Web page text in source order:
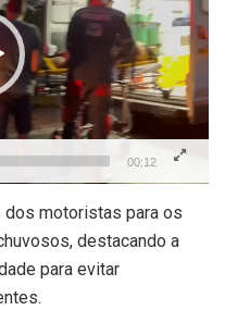
00:12
dos motoristas para os
destacando a
para evitar